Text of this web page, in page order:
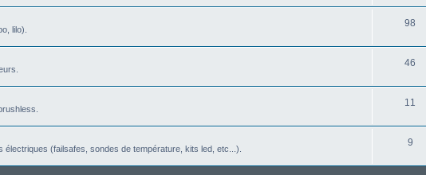
lilo).
98
46
11
(failsafes, sondes de température, kits led, etc...).
9